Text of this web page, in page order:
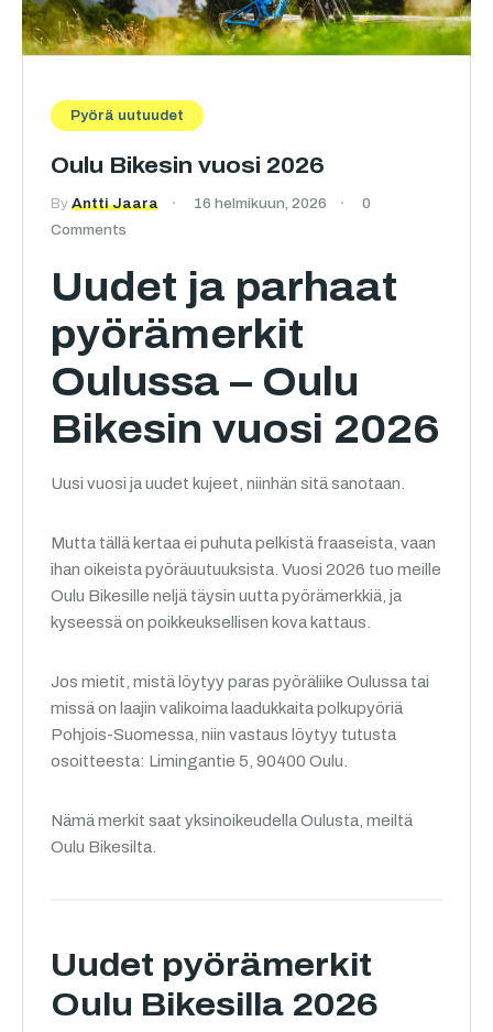
Pyörä uutuudet
Oulu Bikesin vuosi 2026
By Antti Jaara 16 helmikuun, 2026
0
Comments
Uudet ja parhaat
pyörämerkit
Oulussa – Oulu
Bikesin vuosi 2026
Uusi vuosi ja uudet kujeet, niinhän sitä sanotaan.
Mutta tällä kertaa ei puhuta pelkistä fraaseista, vaan
ihan oikeista pyöräuutuuksista. Vuosi 2026 tuo meille
Oulu Bikesille neljä täysin uutta pyörämerkkiä, ja
kyseessä on poikkeuksellisen kova kattaus.
Jos mietit, mistä löytyy paras pyöräliike Oulussa tai
missä on laajin valikoima laadukkaita polkupyöriä
Pohjois-Suomessa, niin vastaus löytyy tutusta
osoitteesta: Limingantie 5, 90400 Oulu.
Nämä merkit saat yksinoikeudella Oulusta, meiltä
Oulu Bikesilta.
Uudet pyörämerkit
Oulu Bikesilla 2026